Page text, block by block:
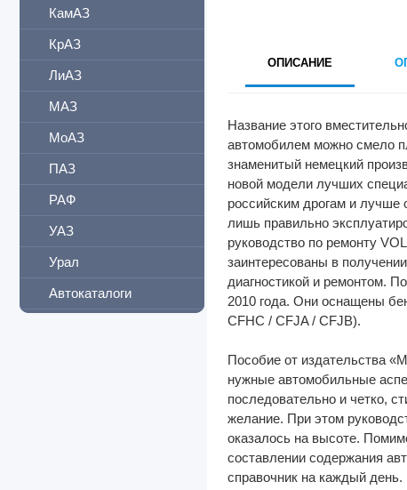
КамАЗ
КрАЗ
ЛиАЗ
МАЗ
МоАЗ
ПАЗ
РАФ
УАЗ
Урал
Автокаталоги
ОПИСАНИЕ
Название этого
автомобилем можно смело
знаменитый немецкий
новой модели лучших
российским дрогам и лучше
лишь правильно
руководство по ремонту
заинтересованы в
диагностикой и ремонтом.
2010 года. Они оснащены
CFHC / CFJA / CFJB).
Пособие от издательства
нужные автомобильные
последовательно и четко,
желание. При этом
оказалось на высоте.
составлении содержания
справочник на каждый